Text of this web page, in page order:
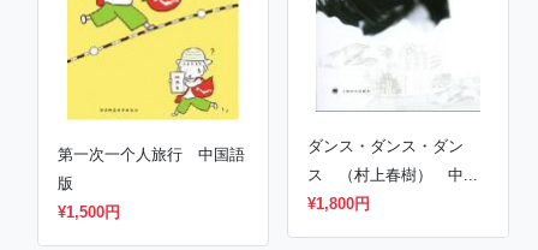
第一次一个人旅行 中国語
版
¥1,500円
ダンス・ダンス・ダン
ス （村上春樹） 中...
¥1,800円